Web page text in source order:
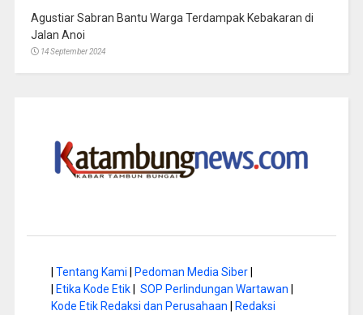
Agustiar Sabran Bantu Warga Terdampak Kebakaran di
Jalan Anoi
14 September 2024
Tentang Kami Pedoman Media Siber|
Etika Kode Etik| SOP Perlindungan Wartawan
Kode Etik Redaksi dan Perusahaan
Redaksi